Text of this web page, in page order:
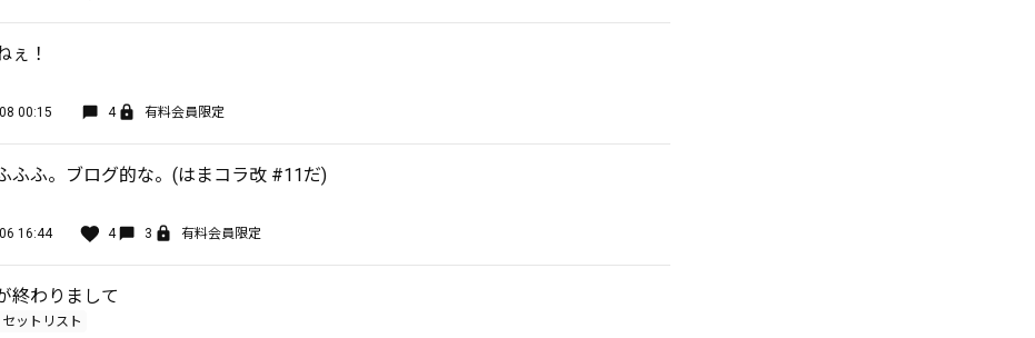
ぇ！
00:15 4 有料会員限定
ふふ。ブログ的な。(はまコラ改 #11だ)
16:44 4 3 有料会員限定
終わりまして
セットリスト